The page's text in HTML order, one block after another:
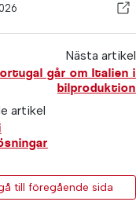
Nästa artikel
går om Italien i
bilproduktion
artikel
till föregående sida